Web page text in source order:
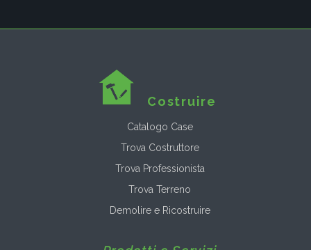
Costruire
Catalogo Case
Trova Costruttore
Trova Professionista
Trova Terreno
Demolire e Ricostruire